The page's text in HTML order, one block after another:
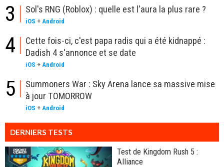
3 Sol's RNG (Roblox) : quelle est l'aura la plus rare ?
iOS + Android
4
Cette fois-ci, c'est papa radis qui a été kidnappé :
Dadish 4 s'annonce et se date
iOS + Android
5
Summoners War : Sky Arena lance sa massive mise
à jour TOMORROW
iOS + Android
DERNIERS TESTS
Test de Kingdom Rush 5 :
Alliance